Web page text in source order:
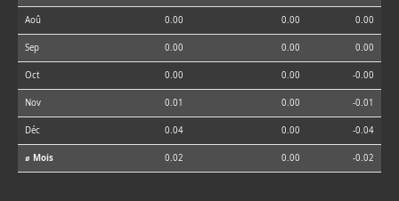
Aoû 0.00 0.00 0.00
Sep 0.00 0.00 0.00
Oct 0.00 0.00 -0.00
Nov 0.01 0.00 -0.01
Déc 0.04 0.00 -0.04
⌀ Mois 0.02 0.00 -0.02